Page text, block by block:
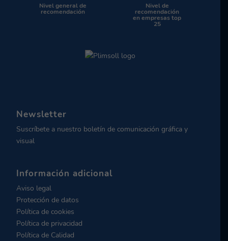
Nivel general de
recomendación
Nivel de
recomendación
en empresas top
25
Newsletter
Suscríbete a nuestro boletín de comunicación gráfica y
visual
Información adicional
Aviso legal
Protección de datos
Política de cookies
Política de privacidad
Política de Calidad